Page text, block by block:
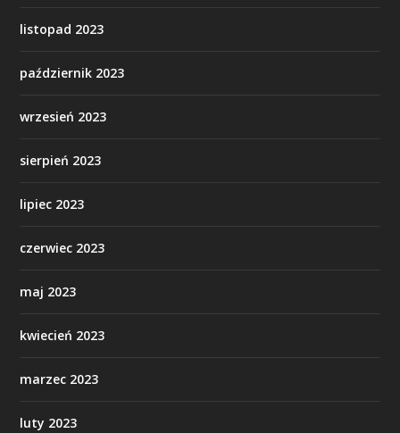
listopad 2023
październik 2023
wrzesień 2023
sierpień 2023
lipiec 2023
czerwiec 2023
maj 2023
kwiecień 2023
marzec 2023
luty 2023